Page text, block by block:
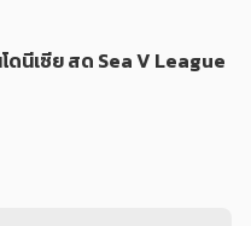
นีเซีย สด Sea V League